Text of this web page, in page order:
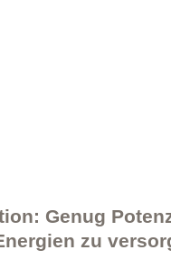
Genug
zu